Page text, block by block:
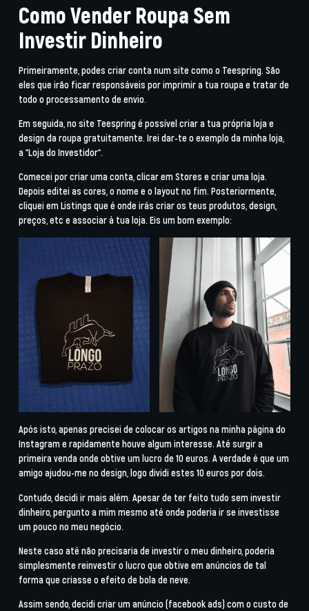
Como Vender Roupa Sem
Investir Dinheiro
Primeiramente, podes criar conta num site como o Teespring. São
eles que irão ficar responsáveis por imprimir a tua roupa e tratar de
todo o processamento de envio.
Em seguida, no site Teespring é possível criar a tua própria loja e
design da roupa gratuitamente. Irei dar-te o exemplo da minha loja,
a “Loja do Investidor“.
Comecei por criar uma conta, clicar em Stores e criar uma loja.
Depois editei as cores, o nome e o layout no fim. Posteriormente,
cliquei em Listings que é onde irás criar os teus produtos, design,
preços, etc e associar à tua loja. Eis um bom exemplo:
Após isto, apenas precisei de colocar os artigos na minha página do
Instagram e rapidamente houve algum interesse. Até surgir a
primeira venda onde obtive um lucro de 10 euros. A verdade é que um
amigo ajudou-me no design, logo dividi estes 10 euros por dois.
Contudo, decidi ir mais além. Apesar de ter feito tudo sem investir
dinheiro, pergunto a mim mesmo até onde poderia ir se investisse
um pouco no meu negócio.
Neste caso até não precisaria de investir o meu dinheiro, poderia
simplesmente reinvestir o lucro que obtive em anúncios de tal
forma que criasse o efeito de bola de neve.
Assim sendo, decidi criar um anúncio (facebook ads) com o custo de